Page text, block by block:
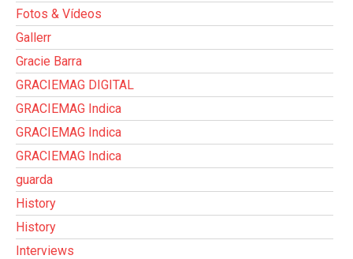
Fotos & Vídeos
Gallerr
Gracie Barra
GRACIEMAG DIGITAL
GRACIEMAG Indica
GRACIEMAG Indica
GRACIEMAG Indica
guarda
History
History
Interviews